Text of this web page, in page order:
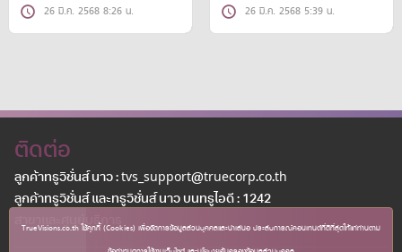
26 มี.ค. 2568 8:26 น. 26 มี.ค. 2568 5:39 น.
ติดต่อ
ลูกค้าทรูวิชั่นส์ นาว : tvs_support@truecorp.co.th
ลูกค้าทรูวิชั่นส์ และทรูวิชั่นส์ นาว บนทรูไอดี : 1242
สาขาเเละศูนย์บริการ
TrueVisions.co.th ใช้คุกกี้ (Cookies) เพื่อจัดการข้อมูลส่วนบุคคลและนำเสนอ ประสบการณ์คอนเทนต์ที่ดีที่สุดให้แก่ท่านตาม